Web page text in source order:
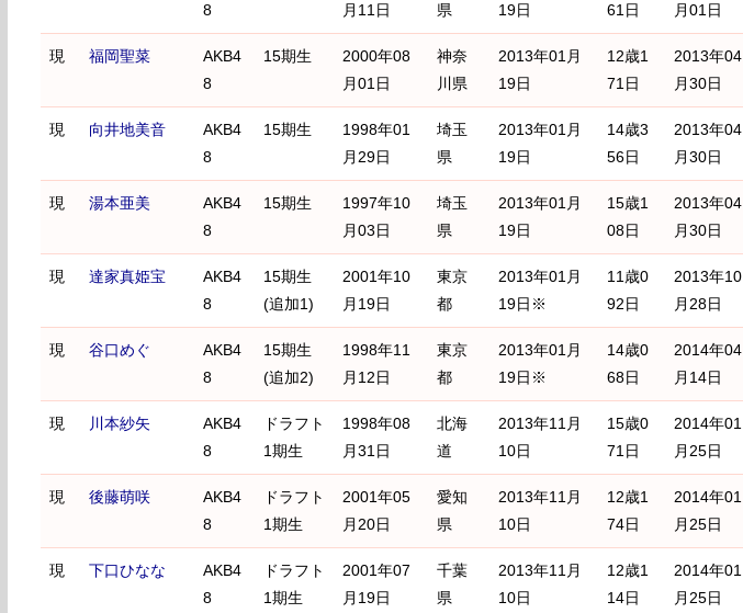
8
月11日
県
19日
61日
月01日
現 福岡聖菜
AKB4
8
15期生
2000年08
月01日
神奈
川県
2013年01月
19日
12歳1
71日
2013年04
月30日
現 向井地美音
AKB4
8
15期生
1998年01
月29日
埼玉
県
2013年01月
19日
14歳3
56日
2013年04
月30日
現 湯本亜美
AKB4
8
15期生
1997年10
月03日
埼玉
県
2013年01月
19日
15歳1
08日
2013年04
月30日
現 達家真姫宝
AKB4
8
15期生
(追加1)
2001年10
月19日
東京
都
2013年01月
19日※
11歳0
92日
2013年10
月28日
現 谷口めぐ
AKB4
8
15期生
(追加2)
1998年11
月12日
東京
都
2013年01月
19日※
14歳0
68日
2014年04
月14日
現 川本紗矢
AKB4
8
ドラフト
1期生
1998年08
月31日
北海
道
2013年11月
10日
15歳0
71日
2014年01
月25日
現 後藤萌咲
AKB4
8
ドラフト
1期生
2001年05
月20日
愛知
県
2013年11月
10日
12歳1
74日
2014年01
月25日
現 下口ひなな
AKB4
8
ドラフト
1期生
2001年07
月19日
千葉
県
2013年11月
10日
12歳1
14日
2014年01
月25日